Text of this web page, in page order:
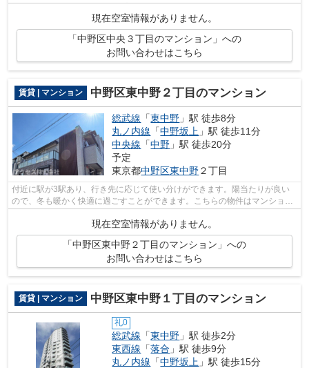
現在空室情報がありません。
「中野区中央３丁目のマンション」への
お問い合わせはこちら
賃貸 | マンション 中野区東中野２丁目のマンション
総武線 「東中野 」駅 徒歩8分
丸ノ内線 「中野坂上 」駅 徒歩11分
中央線 「中野 」駅 徒歩20分
予定
東京都中野区東中野２丁目
付近に駅が3駅あり、行き先に応じて使い分けができます。陽当たりが良い
ので、冬も暖かく快適に過ごすことができます。こちらの物件はマンション
現在空室情報がありません。
「中野区東中野２丁目のマンション」への
お問い合わせはこちら
賃貸 | マンション 中野区東中野１丁目のマンション
礼0
総武線 「東中野 」駅 徒歩2分
東西線 「落合 」駅 徒歩9分
丸ノ内線 「中野坂上 」駅 徒歩15分